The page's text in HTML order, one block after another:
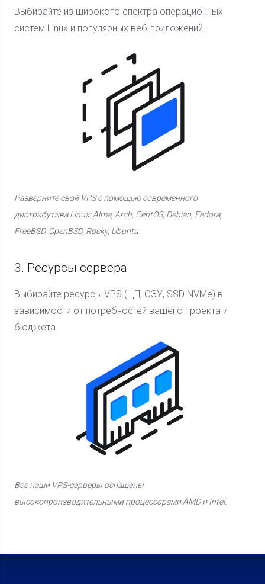
Выбирайте из широкого спектра операционных
систем Linux и популярных веб-приложений.
Разверните свой VPS с помощью современного
дистрибутива Linux: Alma, Arch, CentOS, Debian, Fedora,
FreeBSD, OpenBSD, Rocky, Ubuntu
3. Ресурсы сервера
Выбирайте ресурсы VPS (ЦП, ОЗУ, SSD NVMe) в
зависимости от потребностей вашего проекта и
бюджета.
Все наши VPS-серверы оснащены
высокопроизводительными процессорами AMD и Intel.